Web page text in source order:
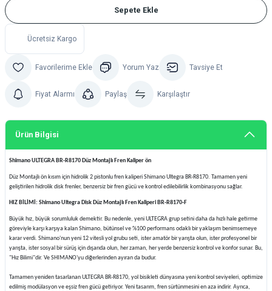
Sepete Ekle
Ücretsiz Kargo
Yorum Yaz Tavsiye Et
Fiyat Alarmı Paylaş Karşılaştır
Ürün Bilgisi
Shimano ULTEGRA BR-R8170 Düz Montajlı Fren Kaliper ön
Düz Montajlı ön kısım için hidrolik 2 pistonlu fren kaliperi Shimano Ultegra BR-R8170. Tamamen yeni
geliştirilen hidrolik disk frenler, benzersiz bir fren gücü ve kontrol edilebilirlik kombinasyonu sağlar.
HIZ BİLİMİ: Shimano Ultegra Disk Düz Montajlı Fren Kaliperi BR-R8170-F
Büyük hız, büyük sorumluluk demektir. Bu nedenle, yeni ULTEGRA grup setini daha da hızlı hale getirme
göreviyle karşı karşıya kalan Shimano, bütünsel ve %100 performans odaklı bir yaklaşım benimsemeye
karar verdi. Shimano'nun yeni 12 vitesli yol grubu seti, ister amatör bir yarışta olun, ister profesyonel bir
yarışta, ister sosyal bir sürüş için dışarıda olun, her zaman, her yerde benzersiz kontrol ve konfor sunar. Bu,
"Hız Bilimi"dir. Ve SHIMANO'yu diğerlerinden ayıran da budur.
Tamamen yeniden tasarlanan ULTEGRA BR-R8170, yol bisikleti dünyasına yeni kontrol seviyeleri, optimize
edilmiş modülasyon ve eşsiz fren gücü getiriyor. Yeni tasarım, fren sürtünmesini en aza indirir. Ayrıca,